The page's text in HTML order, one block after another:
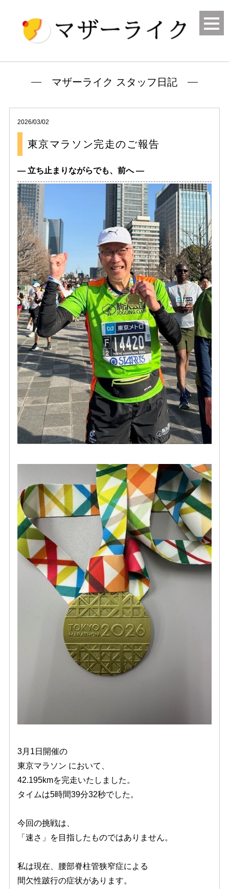
マザーライク スタッフ日記
2026/03/02
東京マラソン完走のご報告
― 立ち止まりながらでも、前へ ―
3月1日開催の
東京マラソン において、
42.195kmを完走いたしました。
タイムは5時間39分32秒でした。
今回の挑戦は、
「速さ」を目指したものではありません。
私は現在、腰部脊柱管狭窄症による
間欠性跛行の症状があります。